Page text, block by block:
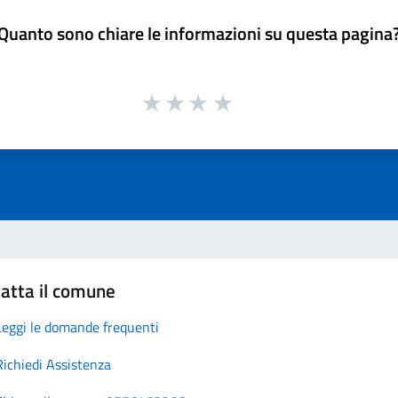
sono chiare le informazioni su questa
il comune
le domande frequenti
Assistenza